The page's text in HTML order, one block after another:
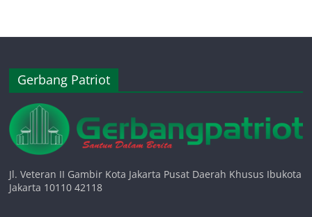
Gerbang Patriot
Jl. Veteran II Gambir Kota Jakarta Pusat Daerah Khusus Ibukota
Jakarta 10110 42118